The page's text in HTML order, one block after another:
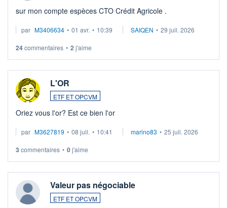
sur mon compte espèces CTO Crédit Agricole .
par M3406634 • 01 avr. • 10:39 SAIQEN • 29 juil. 2026
24commentaires • 2 j'aime
L'OR
ETF ET OPCVM
Oriez vous l'or? Est ce bien l'or
par M3627819 • 08 juil. • 10:41 marino83 • 25 juil. 2026
3 commentaires • 0j'aime
Valeur pas négociable
ETF ET OPCVM